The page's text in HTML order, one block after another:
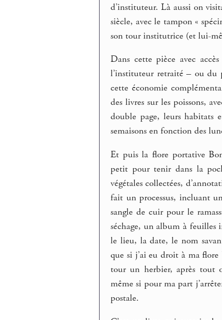
d’instituteur. Là aussi on
siècle, avec le tampon «
son tour institutrice (et lui-
Dans cette pièce avec
l’instituteur retraité – ou du
cette économie
des livres sur les poissons,
double page, leurs habitats
semaisons en fonction des
Et puis la flore portative
petit pour tenir dans la
végétales collectées,
fait un processus, incluant
sangle de cuir pour le
séchage, un album à feuilles
le lieu, la date, le nom
que si j’ai eu droit à ma
tour un herbier, après tout
même si pour ma part
postale.